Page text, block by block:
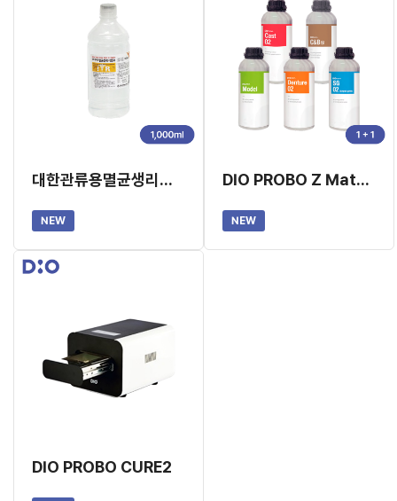
대한관류용멸균생리식염수 1,000ml (염화나트륨) X10병 (교환/반품 불가)
NEW
DIO PROBO Z Material 레진 1+1
NEW
DIO PROBO CURE2